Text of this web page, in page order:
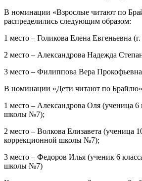
В номинации «Взрослые читают по
распределились следующим образом:
1 место – Голикова Елена Евгеньевна
2 место – Александрова Надежда
3 место – Филиппова Вера
В номинации «Дети читают по Брайлю»
1 место – Александрова Оля (ученица 6
школы №7);
2 место – Волкова Елизавета (ученица
коррекционной школы №7);
3 место – Федоров Илья (ученик 6
школы №7)